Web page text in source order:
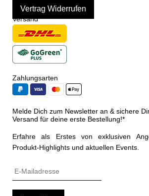
Vertrag Widerrufen
Versand
Zahlungsarten
Melde Dich zum Newsletter an & sichere
Versand für deine erste Bestellung!*
Erfahre als Erstes von exklusiven
Produkt-Highlights und aktuellen Events.